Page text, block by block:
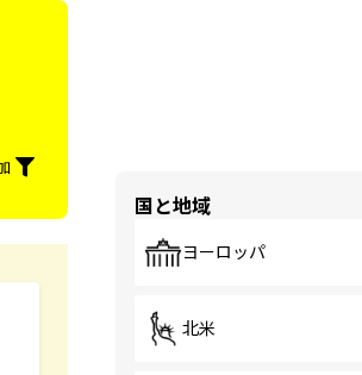
国と地域
ヨーロッパ
北米